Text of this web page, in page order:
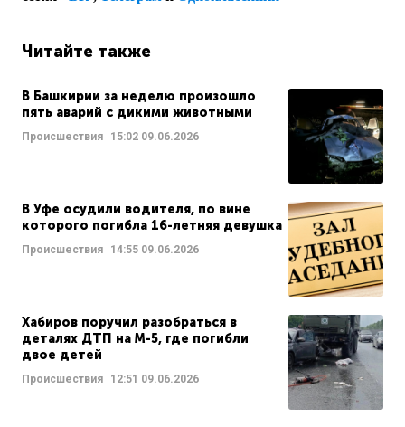
Читайте также
В Башкирии за неделю произошло
пять аварий с дикими животными
Происшествия 15:02 09.06.2026
В Уфе осудили водителя, по вине
которого погибла 16-летняя девушка
Происшествия 14:55 09.06.2026
Хабиров поручил разобраться в
деталях ДТП на М-5, где погибли
двое детей
Происшествия 12:51 09.06.2026